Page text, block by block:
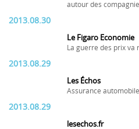
autour des
2013.08.30
Le Figaro Economie
La guerre des prix
2013.08.29
Les Échos
Assurance
2013.08.29
lesechos.fr